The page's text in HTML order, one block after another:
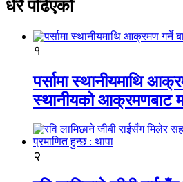
धेरै पढिएको
१
पर्सामा स्थानीयमाथि
स्थानीयको आक्रमणबाट
२